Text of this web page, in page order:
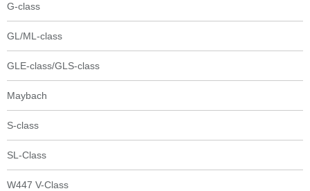
G-class
GL/ML-class
GLE-class/GLS-class
Maybach
S-class
SL-Class
W447 V-Class